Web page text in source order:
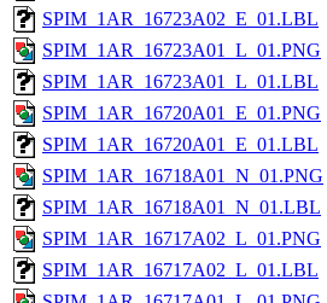
SPIM_1AR_16723A02_E_01.LBL
SPIM_1AR_16723A01_L_01.PNG
SPIM_1AR_16723A01_L_01.LBL
SPIM_1AR_16720A01_E_01.PNG
SPIM_1AR_16720A01_E_01.LBL
SPIM_1AR_16718A01_N_01.PNG
SPIM_1AR_16718A01_N_01.LBL
SPIM_1AR_16717A02_L_01.PNG
SPIM_1AR_16717A02_L_01.LBL